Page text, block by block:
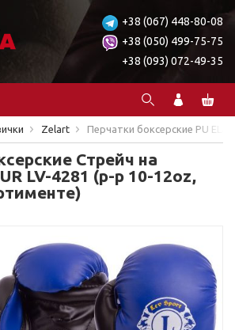
+38 (067) 448-80-08
+38 (050) 499-75-75
+38 (093) 072-49-35
Zelart Перчатки боксерские PU
Стрейч на
LV-4281 (р-р 10-12oz,